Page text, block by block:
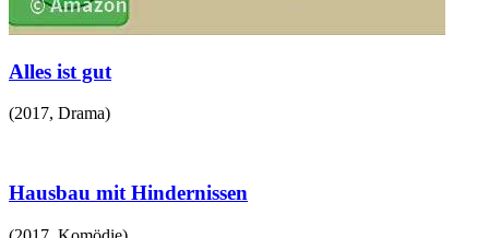
Alles ist gut
(2017, Drama)
Hausbau mit Hindernissen